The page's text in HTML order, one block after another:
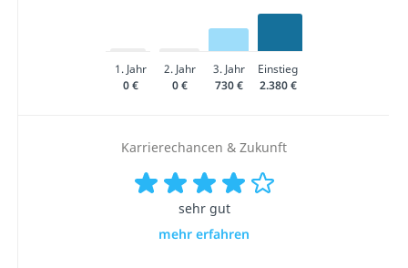
1. Jahr 2. Jahr 3. Jahr
Einstieg
0 €
0 € 730 € 2.380 €
Karrierechancen & Zukunft
sehr gut
mehr erfahren